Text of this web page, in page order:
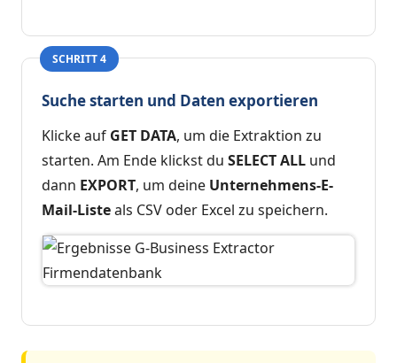
SCHRITT 4
Suche starten und Daten exportieren
Klicke auf GET DATA, um die Extraktion zu
starten. Am Ende klickst du SELECT ALL und
dann EXPORT, um deine Unternehmens-E-
Mail-Listeals CSV oder Excel zu speichern.